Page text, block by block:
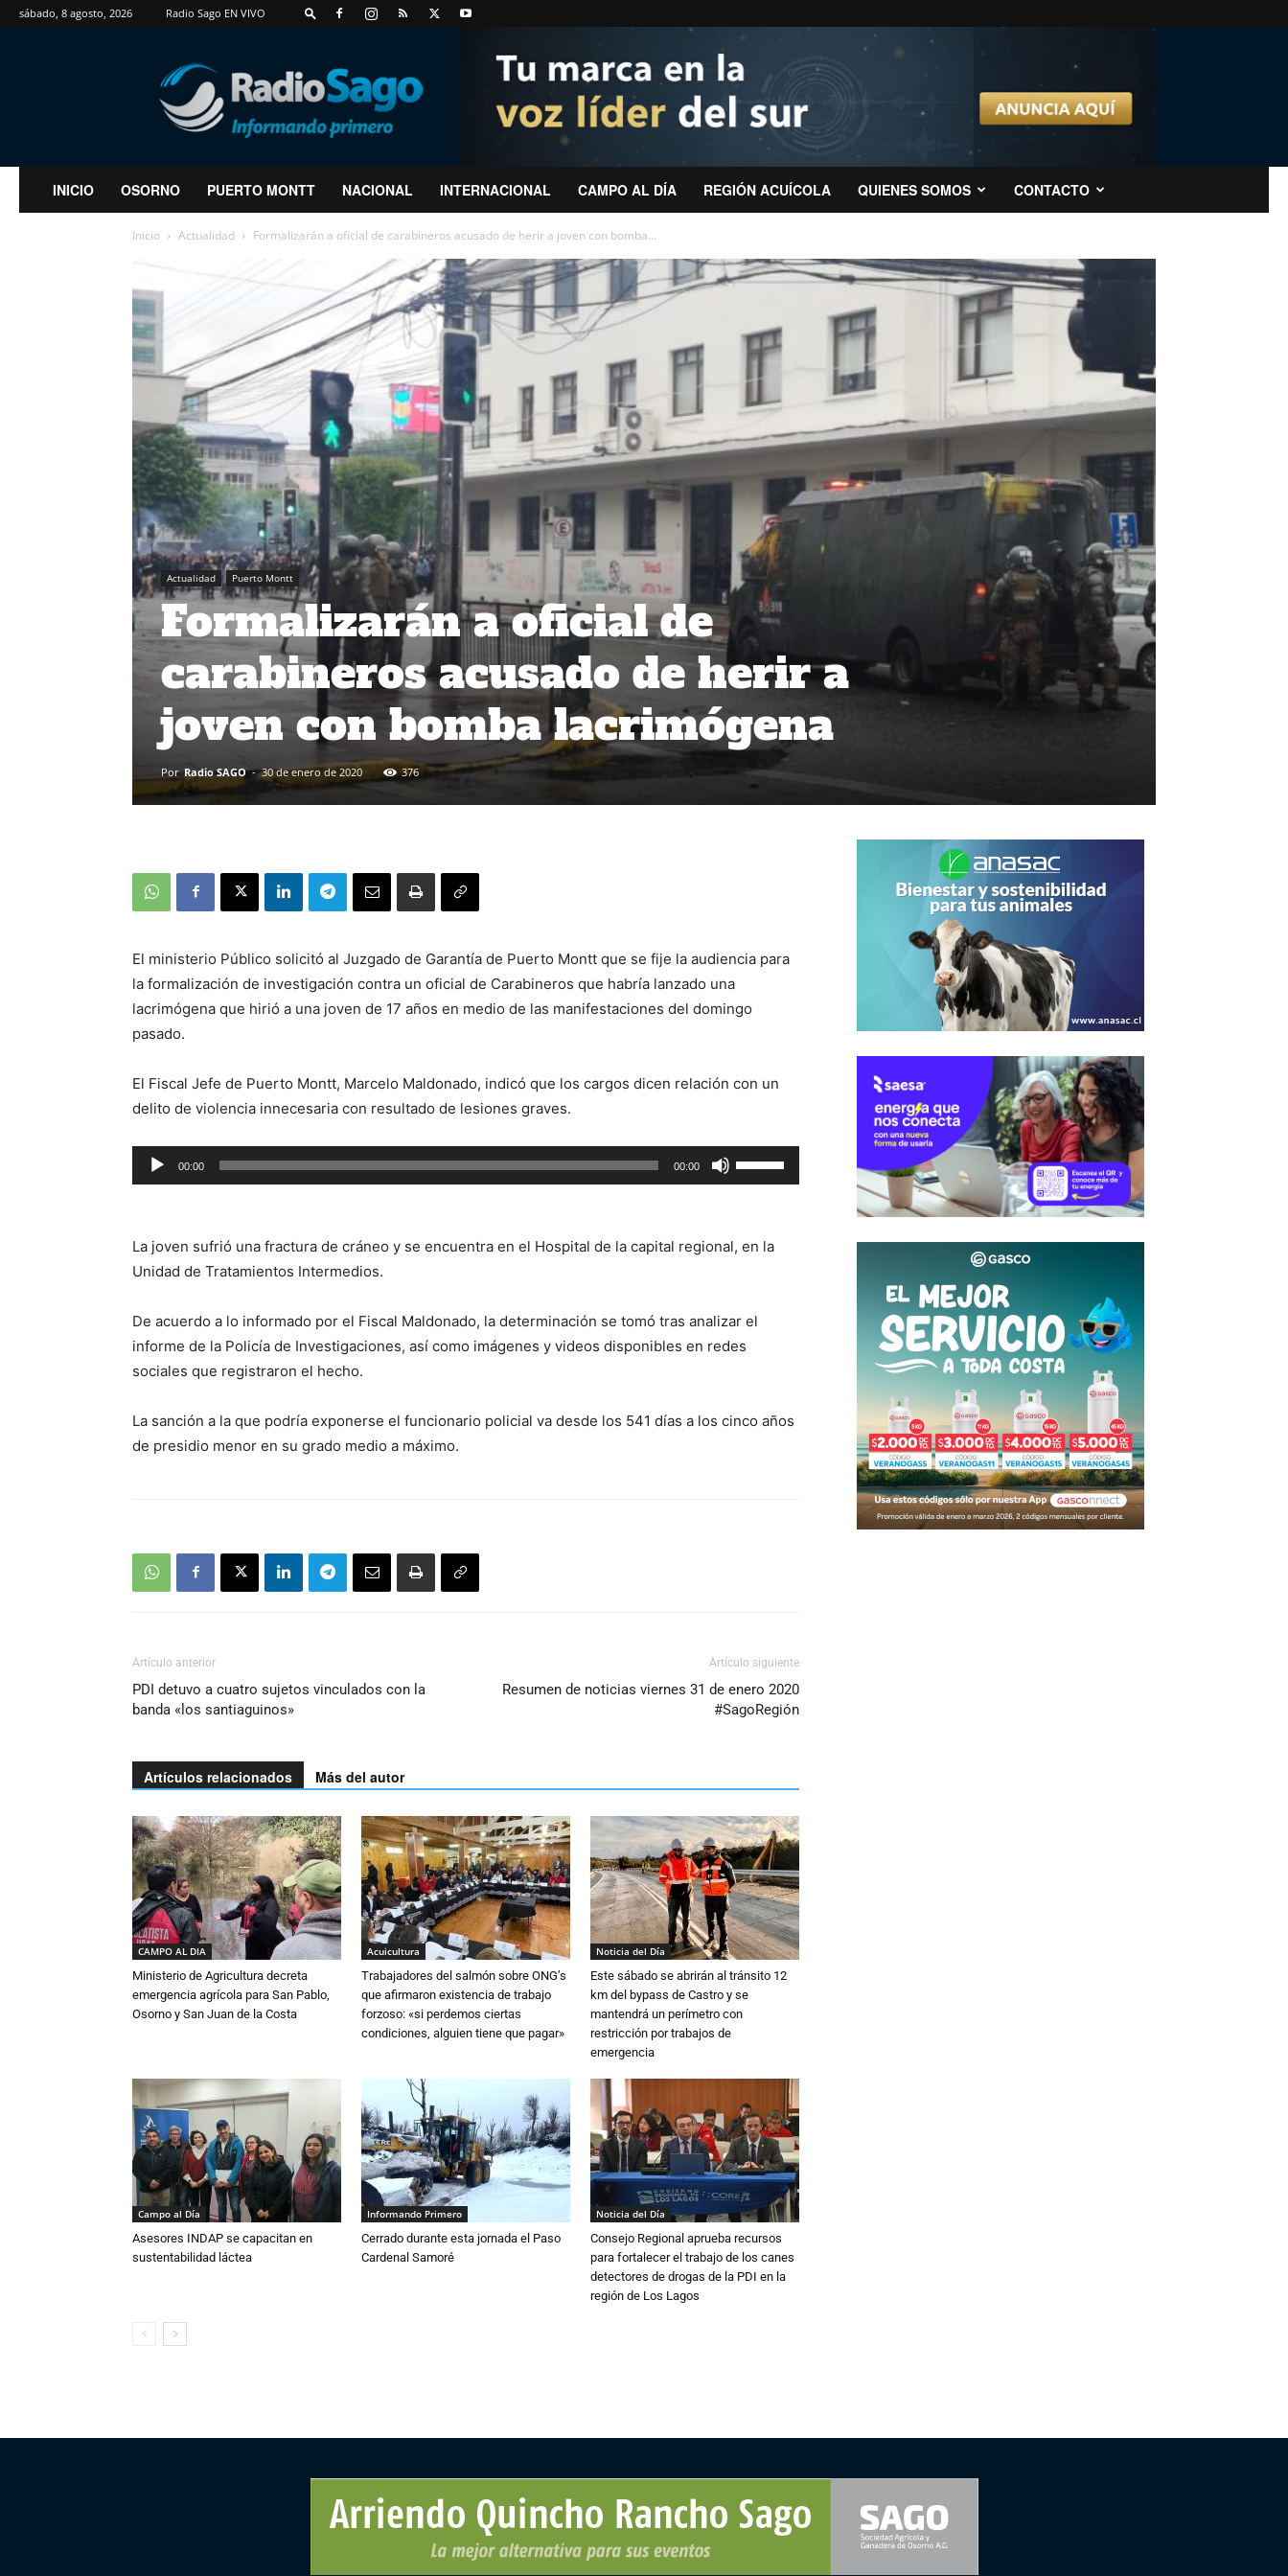
sábado, 8 agosto, 2026 Radio Sago EN VIVO
RadioSago
INICIO OSORNO PUERTO MONTT NACIONAL INTERNACIONAL CAMPO AL DÍA REGIÓN ACUÍCOLA QUIENES SOMOS CONTACTO
Inicio Actualidad Formalizarán a oficial de carabineros acusado de herir a joven con bomba...
Actualidad Puerto Montt
Formalizarán a oficial de
carabineros acusado de herir a
joven con bomba lacrimógena
Por Radio SAGO - 30 de enero de 2020 376
El ministerio Público solicitó al Juzgado de Garantía de Puerto Montt que se fije la audiencia para
la formalización de investigación contra un oficial de Carabineros que habría lanzado una
lacrimógena que hirió a una joven de 17 años en medio de las manifestaciones del domingo
pasado.
El Fiscal Jefe de Puerto Montt, Marcelo Maldonado, indicó que los cargos dicen relación con un
delito de violencia innecesaria con resultado de lesiones graves.
Reproductor
de
00:00 00:00
las
flecha
aumentar
o
volumen.
La joven sufrió una fractura de cráneo y se encuentra en el Hospital de la capital regional, en la
Unidad de Tratamientos Intermedios.
De acuerdo a lo informado por el Fiscal Maldonado, la determinación se tomó tras analizar el
informe de la Policía de Investigaciones, así como imágenes y videos disponibles en redes
sociales que registraron el hecho.
La sanción a la que podría exponerse el funcionario policial va desde los 541 días a los cinco años
de presidio menor en su grado medio a máximo.
Artículo anterior
PDI detuvo a cuatro sujetos vinculados con la
banda «los santiaguinos»
Artículo siguiente
Resumen de noticias viernes 31 de enero 2020
#SagoRegión
Artículos relacionados Más del autor
CAMPO AL DIA
Ministerio de Agricultura decreta
emergencia agrícola para San Pablo,
Osorno y San Juan de la Costa
Acuicultura
Trabajadores del salmón sobre ONG’s
que afirmaron existencia de trabajo
forzoso: «si perdemos ciertas
condiciones, alguien tiene que pagar»
Noticia del Día
Este sábado se abrirán al tránsito 12
km del bypass de Castro y se
mantendrá un perímetro con
restricción por trabajos de
emergencia
Campo al Día
Asesores INDAP se capacitan en
sustentabilidad láctea
Informando Primero
Cerrado durante esta jornada el Paso
Cardenal Samoré
Noticia del Día
Consejo Regional aprueba recursos
para fortalecer el trabajo de los canes
detectores de drogas de la PDI en la
región de Los Lagos